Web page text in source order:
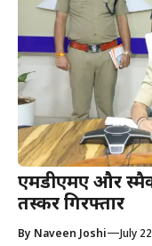
एमडीएमए और
तस्कर गिरफ्तार
By Naveen Joshi—July